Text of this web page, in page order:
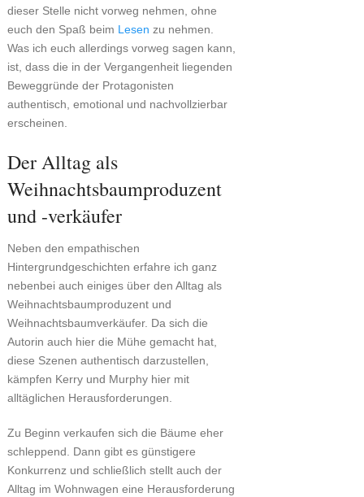
dieser Stelle nicht vorweg nehmen, ohne
euch den Spaß beim Lesen zu nehmen.
Was ich euch allerdings vorweg sagen kann,
ist, dass die in der Vergangenheit liegenden
Beweggründe der Protagonisten
authentisch, emotional und nachvollzierbar
erscheinen.
Der Alltag als
Weihnachtsbaumproduzent
und -verkäufer
Neben den empathischen
Hintergrundgeschichten erfahre ich ganz
nebenbei auch einiges über den Alltag als
Weihnachtsbaumproduzent und
Weihnachtsbaumverkäufer. Da sich die
Autorin auch hier die Mühe gemacht hat,
diese Szenen authentisch darzustellen,
kämpfen Kerry und Murphy hier mit
alltäglichen Herausforderungen.
Zu Beginn verkaufen sich die Bäume eher
schleppend. Dann gibt es günstigere
Konkurrenz und schließlich stellt auch der
Alltag im Wohnwagen eine Herausforderung